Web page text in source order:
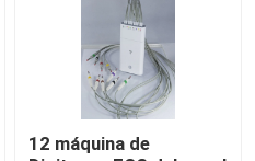
12 máquina de